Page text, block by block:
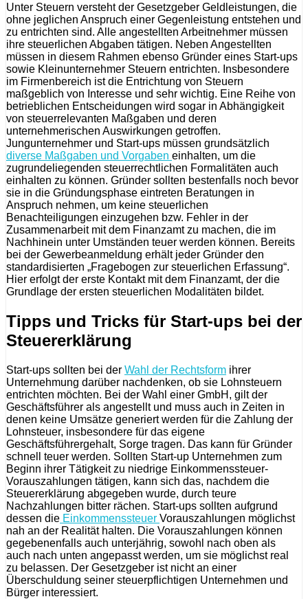
Unter Steuern versteht der Gesetzgeber Geldleistungen, die
ohne jeglichen Anspruch einer Gegenleistung entstehen und
zu entrichten sind. Alle angestellten Arbeitnehmer müssen
ihre steuerlichen Abgaben tätigen. Neben Angestellten
müssen in diesem Rahmen ebenso Gründer eines Start-ups
sowie Kleinunternehmer Steuern entrichten. Insbesondere
im Firmenbereich ist die Entrichtung von Steuern
maßgeblich von Interesse und sehr wichtig. Eine Reihe von
betrieblichen Entscheidungen wird sogar in Abhängigkeit
von steuerrelevanten Maßgaben und deren
unternehmerischen Auswirkungen getroffen.
Jungunternehmer und Start-ups müssen grundsätzlich
diverse Maßgaben und Vorgaben einhalten, um die
zugrundeliegenden steuerrechtlichen Formalitäten auch
einhalten zu können. Gründer sollten bestenfalls noch bevor
sie in die Gründungsphase eintreten Beratungen in
Anspruch nehmen, um keine steuerlichen
Benachteiligungen einzugehen bzw. Fehler in der
Zusammenarbeit mit dem Finanzamt zu machen, die im
Nachhinein unter Umständen teuer werden können. Bereits
bei der Gewerbeanmeldung erhält jeder Gründer den
standardisierten „Fragebogen zur steuerlichen Erfassung“.
Hier erfolgt der erste Kontakt mit dem Finanzamt, der die
Grundlage der ersten steuerlichen Modalitäten bildet.
Tipps und Tricks für Start-ups bei der
Steuererklärung
Start-ups sollten bei der Wahl der Rechtsform ihrer
Unternehmung darüber nachdenken, ob sie Lohnsteuern
entrichten möchten. Bei der Wahl einer GmbH, gilt der
Geschäftsführer als angestellt und muss auch in Zeiten in
denen keine Umsätze generiert werden für die Zahlung der
Lohnsteuer, insbesondere für das eigene
Geschäftsführergehalt, Sorge tragen. Das kann für Gründer
schnell teuer werden. Sollten Start-up Unternehmen zum
Beginn ihrer Tätigkeit zu niedrige Einkommenssteuer-
Vorauszahlungen tätigen, kann sich das, nachdem die
Steuererklärung abgegeben wurde, durch teure
Nachzahlungen bitter rächen. Start-ups sollten aufgrund
dessen die Einkommenssteuer Vorauszahlungen möglichst
nah an der Realität halten. Die Vorauszahlungen können
gegebenenfalls auch unterjährig, sowohl nach oben als
auch nach unten angepasst werden, um sie möglichst real
zu belassen. Der Gesetzgeber ist nicht an einer
Überschuldung seiner steuerpflichtigen Unternehmen und
Bürger interessiert.